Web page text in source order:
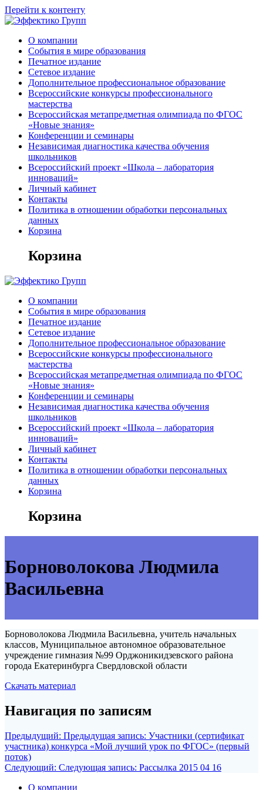
Перейти к контенту
О компании
События в мире образования
Печатное издание
Сетевое издание
Дополнительное профессиональное образование
Всероссийские конкурсы профессионального
мастерства
Всероссийская метапредметная олимпиада по ФГОС
«Новые знания»
Конференции и семинары
Независимая диагностика качества обучения
школьников
Всероссийский проект «Школа – лаборатория
инноваций»
Личный кабинет
Контакты
Политика в отношении обработки персональных
данных
Корзина
Корзина
О компании
События в мире образования
Печатное издание
Сетевое издание
Дополнительное профессиональное образование
Всероссийские конкурсы профессионального
мастерства
Всероссийская метапредметная олимпиада по ФГОС
«Новые знания»
Конференции и семинары
Независимая диагностика качества обучения
школьников
Всероссийский проект «Школа – лаборатория
инноваций»
Личный кабинет
Контакты
Политика в отношении обработки персональных
данных
Корзина
Корзина
Борноволокова Людмила
Васильевна
Борноволокова Людмила Васильевна, учитель начальных
классов, Муниципальное автономное образовательное
учреждение гимназия №99 Орджоникидзевского района
города Екатеринбурга Свердловской области
Скачать материал
Навигация по записям
Предыдущий: Предыдущая запись: Участники (сертификат
участника) конкурса «Мой лучший урок по ФГОС» (первый
поток)
Следующий: Следующая запись: Рассылка 2015 04 16
О компании